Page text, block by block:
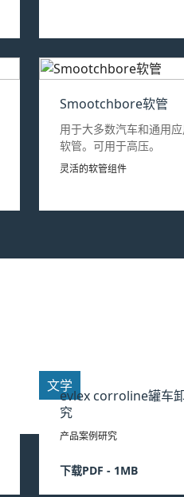
Smootchbore软管
用于大多数汽车和通用
软管。可用于高压。
灵活的软管组件
文学
evlex corroline罐车
究
产品案例研究
下载PDF - 1MB